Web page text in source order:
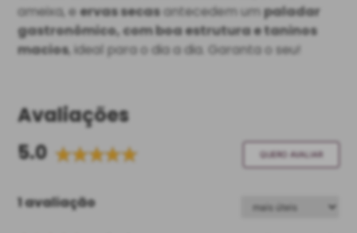
ameixa, eervas secasantecedem umpaladar
gastronômico, com boa estrutura e taninos
macios, ideal para o dia a dia. Garanta o seu!
Avaliações
5.0
QUERO AVALIAR
1 avaliação